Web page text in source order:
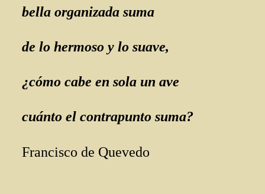
bella organizada suma
de lo hermoso y lo suave,
¿cómo cabe en sola un ave
cuánto el contrapunto suma?
Francisco de Quevedo